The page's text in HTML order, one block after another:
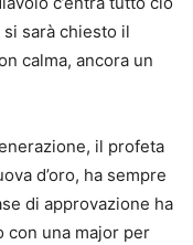
si sarà chiesto il
calma, ancora un
il profeta
d’oro, ha sempre
di approvazione ha
una major per